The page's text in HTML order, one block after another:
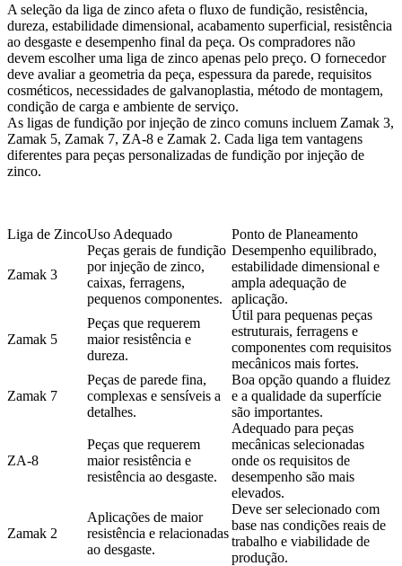
A seleção da liga de zinco afeta o fluxo de fundição, resistência,
dureza, estabilidade dimensional, acabamento superficial, resistência
ao desgaste e desempenho final da peça. Os compradores não
devem escolher uma liga de zinco apenas pelo preço. O fornecedor
deve avaliar a geometria da peça, espessura da parede, requisitos
cosméticos, necessidades de galvanoplastia, método de montagem,
condição de carga e ambiente de serviço.
As ligas de fundição por injeção de zinco comuns incluem Zamak 3,
Zamak 5, Zamak 7, ZA-8 e Zamak 2. Cada liga tem vantagens
diferentes para peças personalizadas de fundição por injeção de
zinco.
Liga de ZincoUso Adequado Ponto de Planeamento
Zamak 3
Peças gerais de fundição
por injeção de zinco,
caixas, ferragens,
pequenos componentes.
Desempenho equilibrado,
estabilidade dimensional e
ampla adequação de
aplicação.
Zamak 5
Peças que requerem
maior resistência e
dureza.
Útil para pequenas peças
estruturais, ferragens e
componentes com requisitos
mecânicos mais fortes.
Zamak 7
Peças de parede fina,
complexas e sensíveis a
detalhes.
Boa opção quando a fluidez
e a qualidade da superfície
são importantes.
ZA-8
Peças que requerem
maior resistência e
resistência ao desgaste.
Adequado para peças
mecânicas selecionadas
onde os requisitos de
desempenho são mais
elevados.
Zamak 2
Aplicações de maior
resistência e relacionadas
ao desgaste.
Deve ser selecionado com
base nas condições reais de
trabalho e viabilidade de
produção.